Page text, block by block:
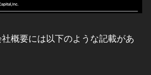
概要には以下のような記載があ